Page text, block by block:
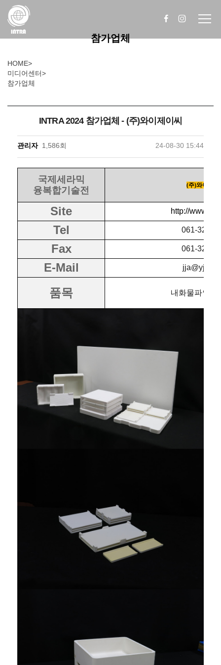
참가업체
HOME>
미디어센터>
참가업체
INTRA 2024 참가업체 - (주)와이제이씨
관리자 1,586회 24-08-30 15:44
국제세라믹
융복합기술전
(주)와이제이
Site http://www.yj-
Tel 061-320-
Fax 061-322-
E-Mail jja@yj-
품목 내화물파인세